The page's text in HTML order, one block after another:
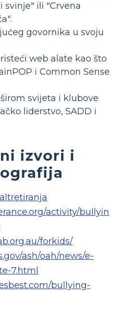
svinje" ili "Crvena
govornika u svoju
web alate kao što
i Common Sense
svijeta i klubove
liderstvo, SADD i
izvori i
activity/bullyin
forkids/
ash/oah/news/e-
7.html
bullying-